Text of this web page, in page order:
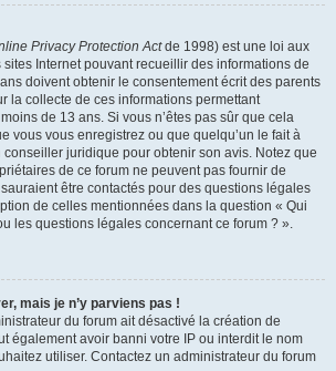
Privacy Protection Actde 1998) est une loi aux
sites Internet pouvant recueillir des informations de
doivent obtenir le consentement écrit des parents
la collecte de ces informations permettant
de 13 ans. Si vous n’êtes pas sûr que cela
vous vous enregistrez ou que quelqu’un le fait à
conseiller juridique pour obtenir son avis. Notez que
de ce forum ne peuvent pas fournir de
être contactés pour des questions légales
de celles mentionnées dans la question « Qui
les questions légales concernant ce forum ? ».
mais je n’y parviens pas !
du forum ait désactivé la création de
également avoir banni votre IP ou interdit le nom
utiliser. Contactez un administrateur du forum